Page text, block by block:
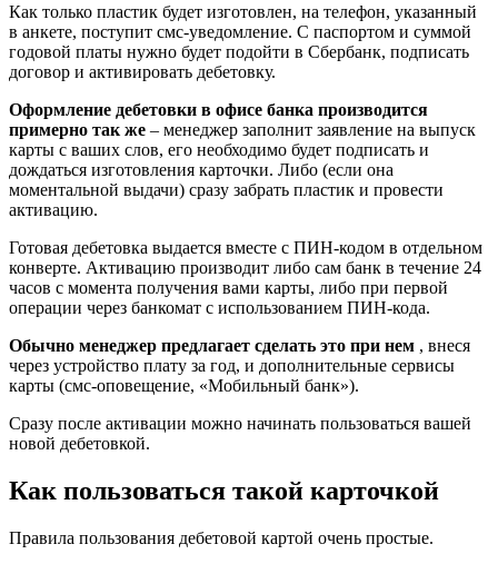
Как только пластик будет изготовлен, на телефон, указанный
в анкете, поступит смс-уведомление. С паспортом и суммой
годовой платы нужно будет подойти в Сбербанк, подписать
договор и активировать дебетовку.
Оформление дебетовки в офисе банка производится
примерно так же – менеджер заполнит заявление на выпуск
карты с ваших слов, его необходимо будет подписать и
дождаться изготовления карточки. Либо (если она
моментальной выдачи) сразу забрать пластик и провести
активацию.
Готовая дебетовка выдается вместе с ПИН-кодом в отдельном
конверте. Активацию производит либо сам банк в течение 24
часов с момента получения вами карты, либо при первой
операции через банкомат с использованием ПИН-кода.
Обычно менеджер предлагает сделать это при нем , внеся
через устройство плату за год, и дополнительные сервисы
карты (смс-оповещение, «Мобильный банк»).
Сразу после активации можно начинать пользоваться вашей
новой дебетовкой.
Как пользоваться такой карточкой
Правила пользования дебетовой картой очень простые.